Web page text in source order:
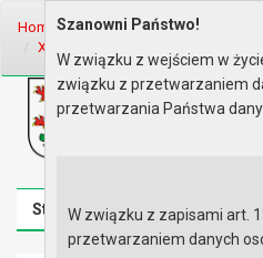
Home Organy Rada Miejska
XIX sesja Rady - 27.02.2020
Biuletyn
Urząd Miasta
Strona główna Mapa
Szanowni Państwo!
W związku z wejściem w
związku z przetwarzaniem
przetwarzania Państwa
W związku z zapisami art.
przetwarzaniem danych